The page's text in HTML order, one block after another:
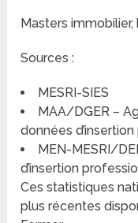
Masters
Sources :
MESRI-SIES
MAA/DGER –
données
MEN-MESRI/
d’insertion
Ces statistiques
plus récentes